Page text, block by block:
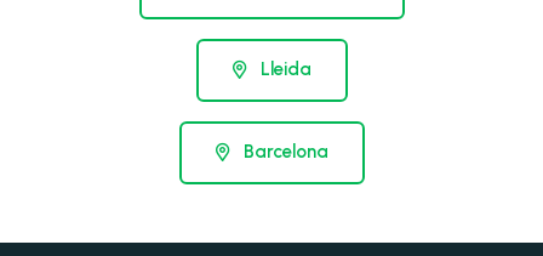
Lleida
Barcelona